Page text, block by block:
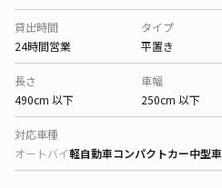
貸出時間
24時間営業
タイプ
平置き
長さ
490cm 以下
車幅
250cm 以下
対応車種
オートバイ軽自動車コンパクトカー中型車